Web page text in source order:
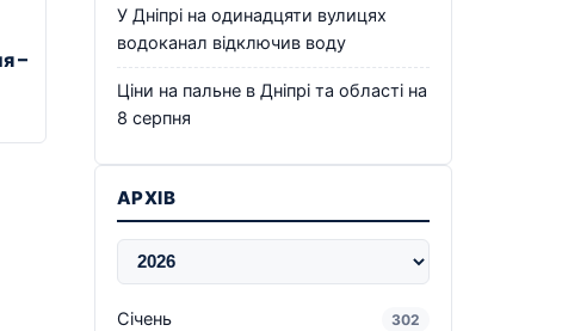
–
У Дніпрі на одинадцяти вулицях
водоканал відключив воду
Ціни на пальне в Дніпрі та області на
8 серпня
АРХІВ
Січень 302